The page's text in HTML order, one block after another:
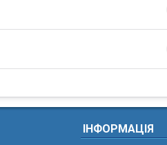
ІНФОРМАЦІЯ